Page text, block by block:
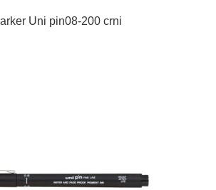
Uni pin08-200 crni